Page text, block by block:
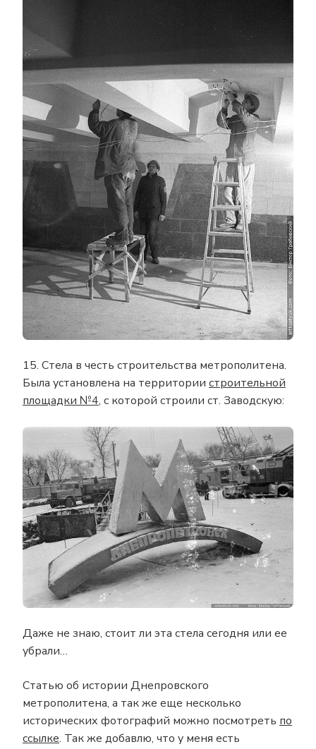
15. Стела в честь строительства метрополитена.
Была установлена на территории строительной
площадки №4, с которой строили ст. Заводскую:
Даже не знаю, стоит ли эта стела сегодня или ее
убрали…
Статью об истории Днепровского
метрополитена, а так же еще несколько
исторических фотографий можно посмотреть по
ссылке. Так же добавлю, что у меня есть